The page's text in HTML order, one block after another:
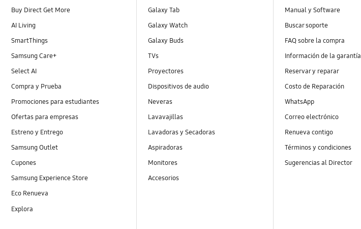
Buy Direct Get More
AI Living
SmartThings
Samsung Care+
Select AI
Compra y Prueba
Promociones para estudiantes
Ofertas para empresas
Estreno y Entrego
Samsung Outlet
Cupones
Samsung Experience Store
Eco Renueva
Explora
Galaxy Tab
Galaxy Watch
Galaxy Buds
TVs
Proyectores
Dispositivos de audio
Neveras
Lavavajillas
Lavadoras y Secadoras
Aspiradoras
Monitores
Accesorios
Manual y Software
Buscar soporte
FAQ sobre la compra
Información de la garantía
Reservar y reparar
Costo de Reparación
WhatsApp
Correo electrónico
Renueva contigo
Términos y condiciones
Sugerencias al Director